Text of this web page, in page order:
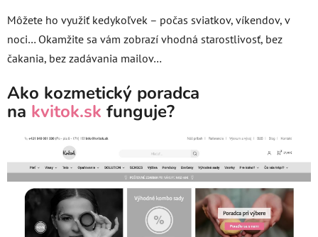
Môžete ho využiť kedykoľvek – počas sviatkov, víkendov, v
noci… Okamžite sa vám zobrazí vhodná starostlivosť, bez
čakania, bez zadávania mailov…
Ako kozmetický poradca
na kvitok.sk funguje?